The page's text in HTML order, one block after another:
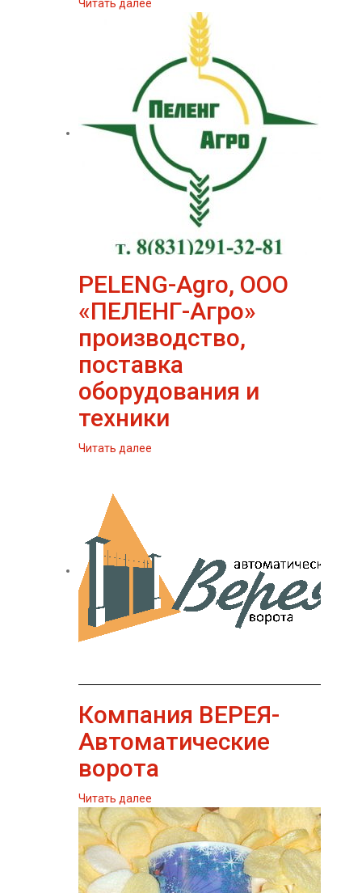
Читать далее
PELENG-Agro, ООО
«ПЕЛЕНГ-Агро»
производство,
поставка
оборудования и
техники
Читать далее
Компания ВЕРЕЯ-
Автоматические
ворота
Читать далее